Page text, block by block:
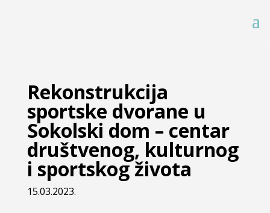
Rekonstrukcija
sportske dvorane u
Sokolski dom – centar
društvenog, kulturnog
i sportskog života
15.03.2023.